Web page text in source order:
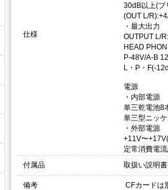
仕様
30dB以上(プ
(OUT L/
・最大出力
OUTPUT L/
HEAD
P-48V/A-B
L・P・F(-
電源
・内部電源
単三乾電池8
単三型ニッ
・外部電源
+11V〜
定常消費電
付属品
取扱い説明書
備考 CFカードは